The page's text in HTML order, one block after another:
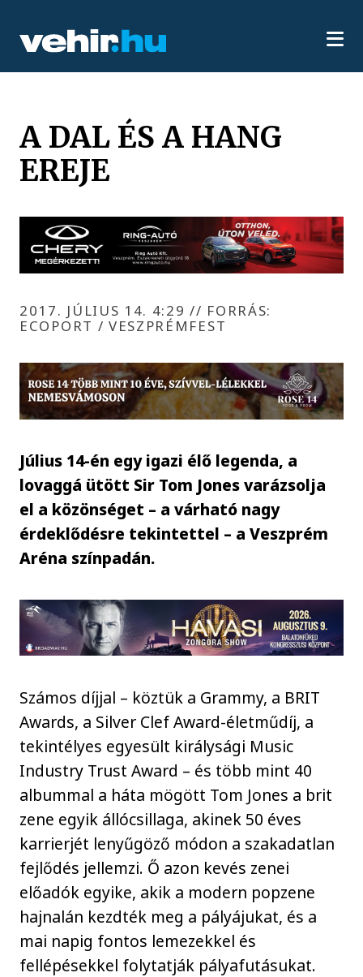
A DAL ÉS A HANG
EREJE
2017. JÚLIUS 14. 4:29// FORRÁS:
ECOPORT / VESZPRÉMFEST
Július 14-én egy igazi élő legenda, a
lovaggá ütött Sir Tom Jones varázsolja
el a közönséget – a várható nagy
érdeklődésre tekintettel – a Veszprém
Aréna színpadán.
Számos díjjal – köztük a Grammy, a BRIT
Awards, a Silver Clef Award-életműdíj, a
tekintélyes egyesült királysági Music
Industry Trust Award – és több mint 40
albummal a háta mögött Tom Jones a brit
zene egyik állócsillaga, akinek 50 éves
karrierjét lenyűgöző módon a szakadatlan
fejlődés jellemzi. Ő azon kevés zenei
előadók egyike, akik a modern popzene
hajnalán kezdték meg a pályájukat, és a
mai napig fontos lemezekkel és
fellépésekkel folytatják pályafutásukat.